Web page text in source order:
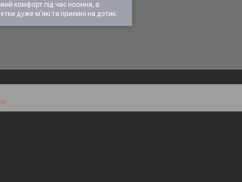
комфорт під час носіння, а
дуже м'які та приємні на дотик.